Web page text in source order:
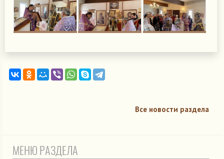
Все новости раздела
МЕНЮ РАЗДЕЛА